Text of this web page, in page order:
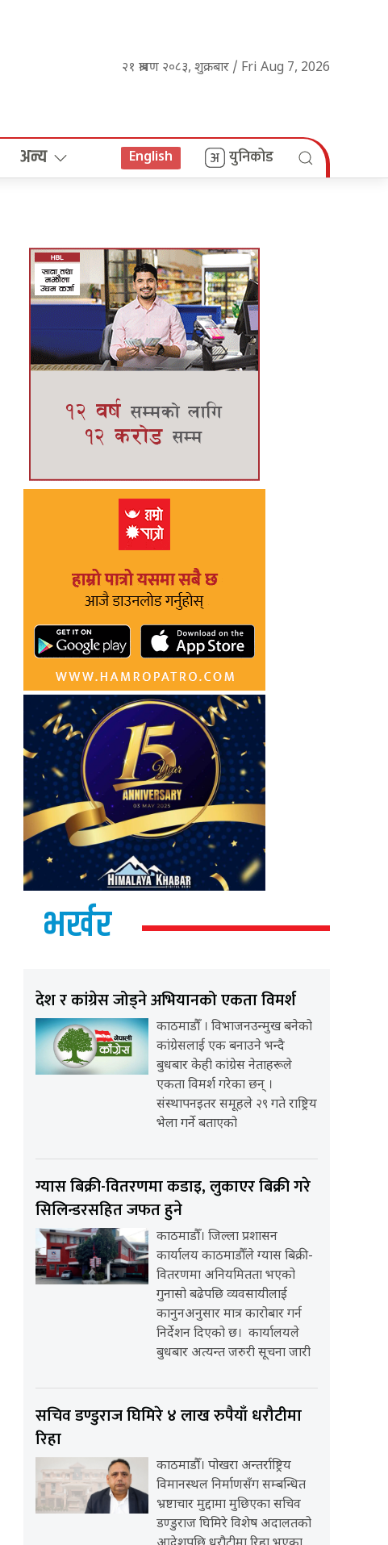
२१ श्रावण २०८३, शुक्रबार / Fri Aug 7, 2026
अन्य English युनिकोड
भर्खर
देश र कांग्रेस जोड्ने अभियानको एकता विमर्श
काठमाडौँ । विभाजनउन्मुख बनेको
कांग्रेसलाई एक बनाउने भन्दै
बुधबार केही कांग्रेस नेताहरूले
एकता विमर्श गरेका छन् ।
संस्थापनइतर समूहले २९ गते राष्ट्रिय
भेला गर्ने बताएको
ग्यास बिक्री-वितरणमा कडाइ, लुकाएर बिक्री गरे
सिलिन्डरसहित जफत हुने
काठमाडौँ। जिल्ला प्रशासन
कार्यालय काठमाडौँले ग्यास बिक्री-
वितरणमा अनियमितता भएको
गुनासो बढेपछि व्यवसायीलाई
कानुनअनुसार मात्र कारोबार गर्न
निर्देशन दिएको छ। कार्यालयले
बुधबार अत्यन्त जरुरी सूचना जारी
सचिव डण्डुराज घिमिरे ४ लाख रुपैयाँ धरौटीमा
रिहा
काठमाडौँ। पोखरा अन्तर्राष्ट्रिय
विमानस्थल निर्माणसँग सम्बन्धित
भ्रष्टाचार मुद्दामा मुछिएका सचिव
डण्डुराज घिमिरे विशेष अदालतको